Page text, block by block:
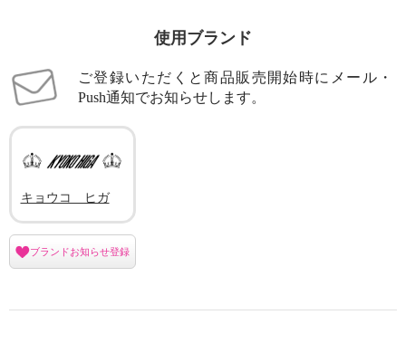
使用ブランド
ご登録いただくと商品販売開始時にメール・
Push通知でお知らせします。
キョウコ ヒガ
ブランドお知らせ登録